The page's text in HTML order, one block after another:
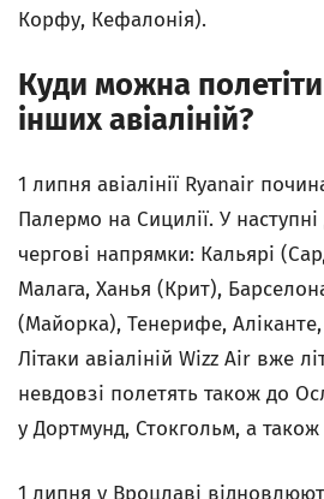
Корфу, Кефалонія).
Куди можна
інших авіаліній?
1 липня авіалінії Ryanair
Палермо на Сицилії. У наступні
чергові напрямки: Кальярі
Малага, Ханья (Крит),
(Майорка), Тенерифе,
Літаки авіаліній Wizz Air вже
невдовзі полетять також до
у Дортмунд, Стокгольм, а також
1 липня у Вроцлаві